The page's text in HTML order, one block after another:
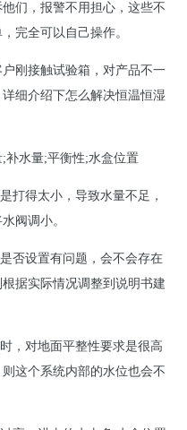
们，报警不用担心，这些不
完全可以自己操作。
刚接触试验箱，对产品不一
细介绍下怎么解决恒温恒湿
水量;平衡性;水盒位置
得太小，导致水量不足，
阀调小。
设置有问题，会不会存在
据实际情况调整到说明书建
对地面平整性要求是很高
这个系统内部的水位也会不